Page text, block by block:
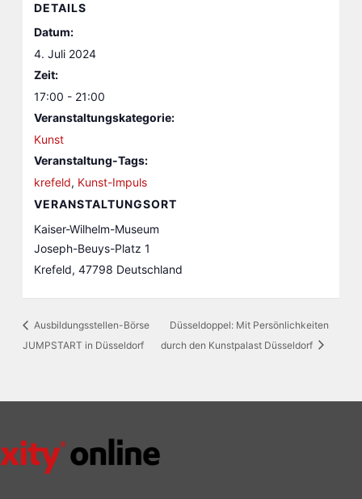
DETAILS
Datum:
4. Juli 2024
Zeit:
17:00 - 21:00
Veranstaltungskategorie:
Kunst
Veranstaltung-Tags:
krefeld, Kunst-Impuls
VERANSTALTUNGSORT
Kaiser-Wilhelm-Museum
Joseph-Beuys-Platz 1
Krefeld, 47798 Deutschland
Ausbildungsstellen-Börse
JUMPSTART in Düsseldorf
Düsseldoppel: Mit Persönlichkeiten
durch den Kunstpalast Düsseldorf